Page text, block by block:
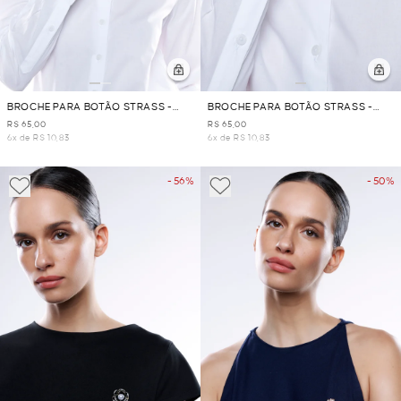
BROCHE PARA BOTÃO STRASS -
DOURADO
R$ 65,00
6x de R$ 10,83
BROCHE PARA BOTÃO STRASS -
DOURADO
R$ 65,00
6x de R$ 10,83
- 56% - 50%